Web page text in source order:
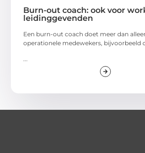
Burn-out coach: ook voor
leidinggevenden
Een burn-out coach doet meer dan
operationele medewekers, bijvoorbeeld
...